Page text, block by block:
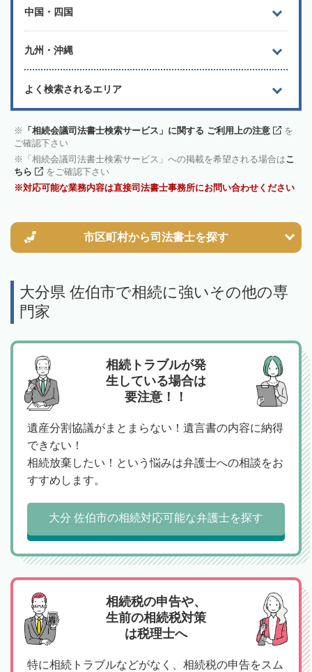
中国・四国
九州・沖縄
よく検索されるエリア
「相続会議司法書士検索サービス」に関する ご利用上の注意
を
ご確認下さい
「相続会議司法書士検索サービス」への掲載を希望される場合はこ
ちら
をご確認下さい
対応可能な業務内容は直接司法書士事務所にお問い合わせください
市区町村から司法書士を探す
大分県 佐伯市で相続に強いその他の専
門家
相続トラブルが発
生している場合は
要注意！！
遺産分割協議がまとまらない！遺言書の内容に納得
できない！
相続放棄したい！という悩みは弁護士への相談をお
すすめします。
大分 佐伯市の相続対応可能な弁護士を探す
相続税の申告や、
生前の相続税対策
は税理士へ
特に相続トラブルなどがなく、相続税の申告をスム